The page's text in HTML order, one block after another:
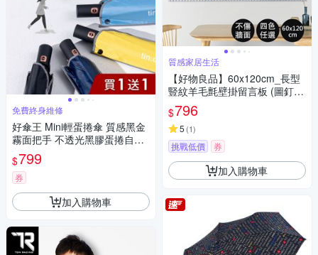
免費終身維修
好傘王 Mini輕蛋捲傘 質感黑金
霧面把手 不透光黑膠蛋捲自動
傘(多色可選)(買1送1)
$799
券
加入購物車
質感家居生活
【好物良品】60x120cm_長型
豎紋羊毛氈壁掛留言板 (圖釘公
佈欄 便簽板 照片牆貼 佈告欄
留言板)
$796
5 (1)
挑戰低價 券
加入購物車